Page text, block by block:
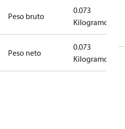
Peso bruto
0.073
Kilogramo
Peso neto
0.073
Kilogramo